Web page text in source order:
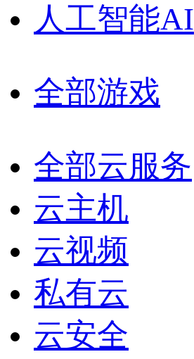
人工智能AI
全部游戏
全部云服务
云主机
云视频
私有云
云安全